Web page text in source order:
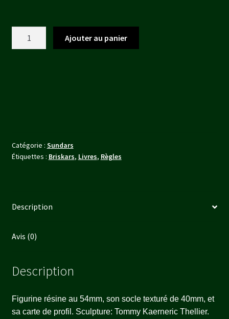
Ajouter au panier
Catégorie : Sundars
Étiquettes : Briskars, Livres, Règles
Description
Avis (0)
Description
Figurine résine au 54mm, son socle texturé de 40mm, et
sa carte de profil. Sculpture: Tommy Kaerneric Thellier.